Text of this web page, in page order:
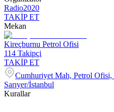
Radio2020
TAKİP ET
Mekan
Kireçburnu Petrol Ofisi
114 Takipçi
TAKİP ET
Cumhuriyet Mah, Petrol
Sarıyer/İstanbul
Kurallar